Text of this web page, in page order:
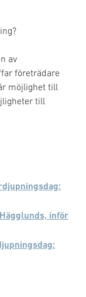
av
företrädare
möjlighet till
till
inför